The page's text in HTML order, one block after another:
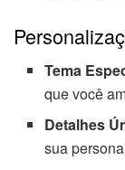
Tema
que você
Detalhes
sua